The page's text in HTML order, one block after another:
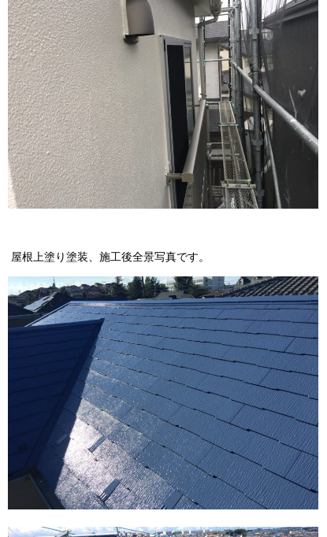
屋根上塗り塗装、施工後全景写真です。